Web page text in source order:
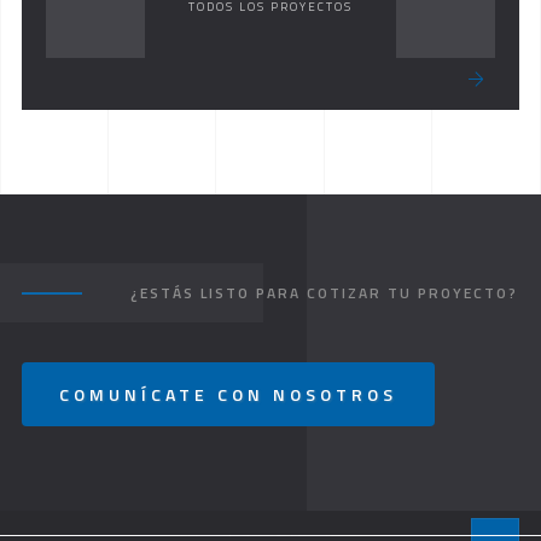
TODOS LOS PROYECTOS
¿ESTÁS LISTO PARA COTIZAR TU PROYECTO?
COMUNÍCATE CON NOSOTROS